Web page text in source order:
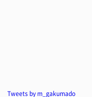
Tweets by m_gakumado